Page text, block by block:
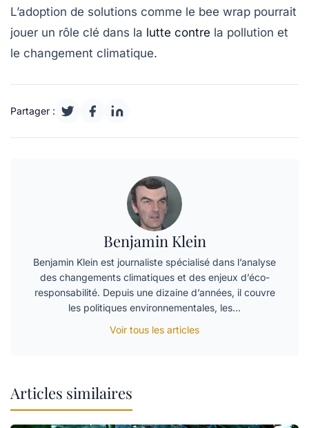
L’adoption de solutions comme le bee wrap pourrait
jouer un rôle clé dans la lutte contre la pollution et
le changement climatique.
Partager :
Benjamin Klein
Benjamin Klein est journaliste spécialisé dans l’analyse
des changements climatiques et des enjeux d’éco-
responsabilité. Depuis une dizaine d’années, il couvre
les politiques environnementales, les…
Voir tous les articles
Articles similaires